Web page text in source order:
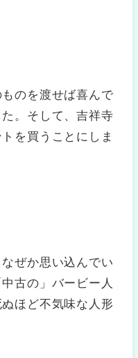
のを渡せば喜んで
。そして、吉祥寺
を買うことにしま
ぜか思い込んでい
古の」バービー人
ほど不気味な人形